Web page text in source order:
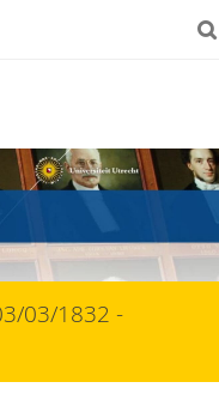
03/1832 -